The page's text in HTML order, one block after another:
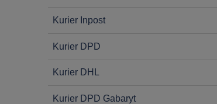
Kurier Inpost
Kurier DPD
Kurier DHL
Kurier DPD Gabaryt